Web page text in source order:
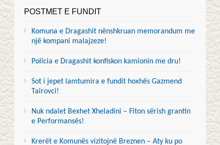
POSTMET E FUNDIT
Komuna e Dragashit nënshkruan memorandum me
një kompani malajzeze!
Policia e Dragashit konfiskon kamionin me dru!
Sot i jepet lamtumira e fundit hoxhës Gazmend
Tairovci!
Nuk ndalet Bexhet Xheladini – Fiton sërish grantin
e Performansës!
Krerët e Komunës vizitojnë Breznen – Aty ku po